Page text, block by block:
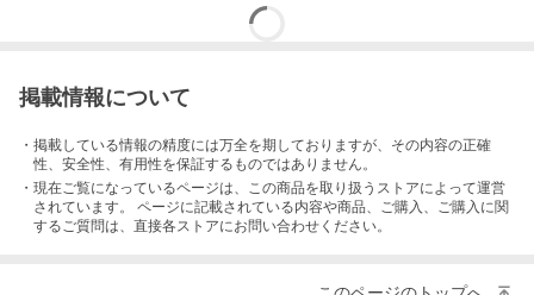
掲載情報について
・掲載している情報の精度には万全を期しておりますが、その内容の正確
性、安全性、有用性を保証するものではありません。
・現在ご覧になっているページは、この商品を取り扱うストアによって運営
されています。 ページに記載されている内容や商品、ご購入 、ご購入に関
するご質問は、直接各ストアにお問い合わせください。